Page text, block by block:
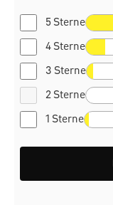
5 Sterne
4 Sterne
3 Sterne
2 Sterne
1 Sterne